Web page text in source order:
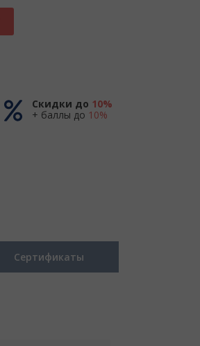
Скидки до 10%
+ баллы до 10%
Сертификаты